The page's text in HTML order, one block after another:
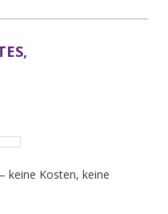
keine Kosten, keine